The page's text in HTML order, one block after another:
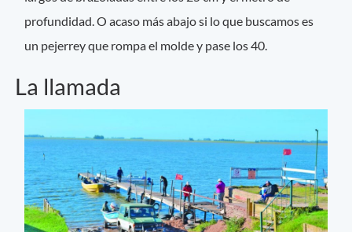
profundidad. O acaso más abajo si lo que buscamos es
un pejerrey que rompa el molde y pase los 40.
La llamada